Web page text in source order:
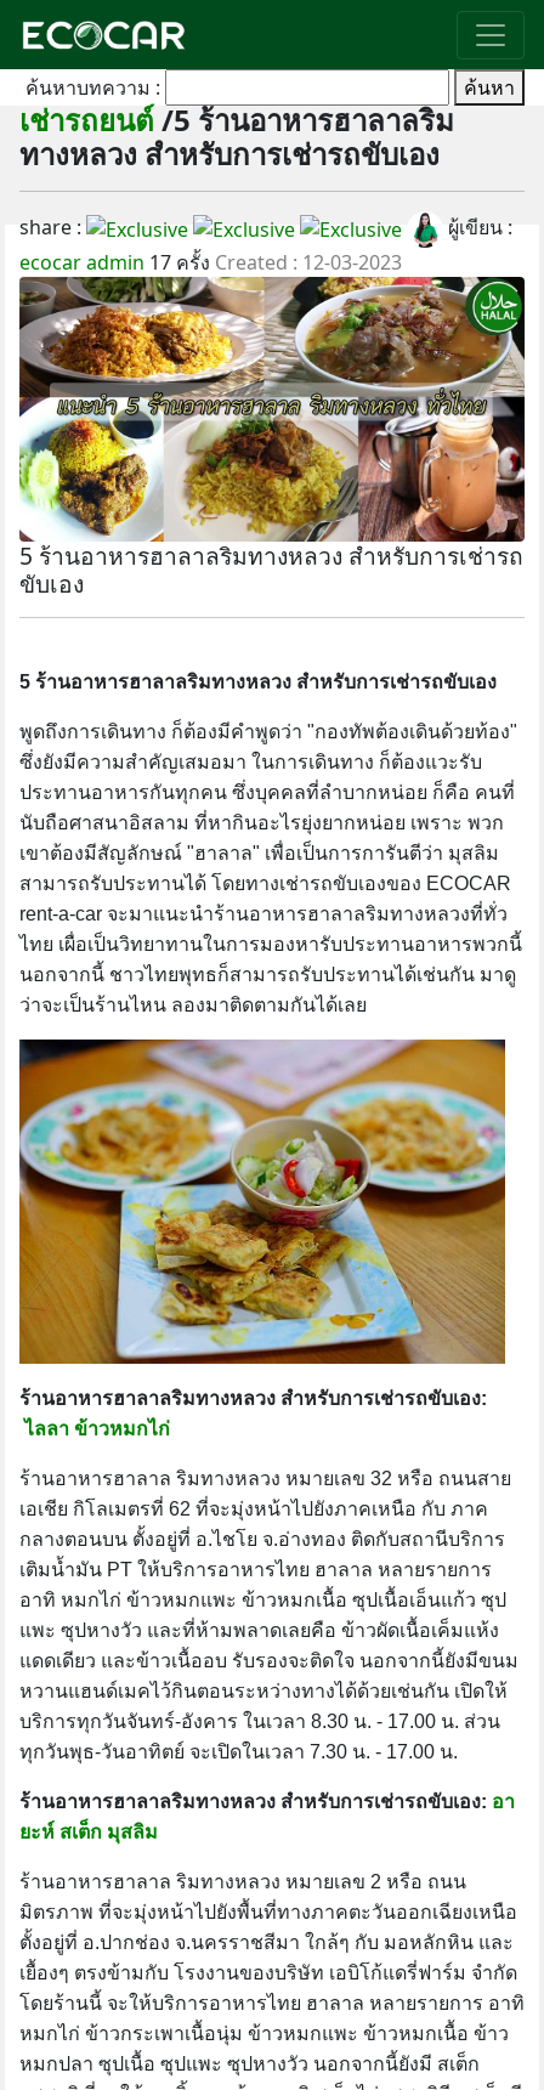
ค้นหาบทความ : ค้นหา
เช่ารถยนต์/5 ร้านอาหารฮาลาลริม
ทางหลวง สำหรับการเช่ารถขับเอง
share :
ผู้เขียน :
ecocar admin 17 ครั้ง Created : 12-03-2023
5 ร้านอาหารฮาลาลริมทางหลวง สำหรับการเช่ารถ
ขับเอง
5 ร้านอาหารฮาลาลริมทางหลวง สำหรับการเช่ารถขับเอง
พูดถึงการเดินทาง ก็ต้องมีคำพูดว่า "กองทัพต้องเดินด้วยท้อง"
ซึ่งยังมีความสำคัญเสมอมา ในการเดินทาง ก็ต้องแวะรับ
ประทานอาหารกันทุกคน ซึ่งบุคคลที่ลำบากหน่อย ก็คือ คนที่
นับถือศาสนาอิสลาม ที่หากินอะไรยุ่งยากหน่อย เพราะ พวก
เขาต้องมีสัญลักษณ์ "ฮาลาล" เพื่อเป็นการการันตีว่า มุสลิม
สามารถรับประทานได้ โดยทางเช่ารถขับเองของ ECOCAR
rent-a-car จะมาแนะนำร้านอาหารฮาลาลริมทางหลวงที่ทั่ว
ไทย เผื่อเป็นวิทยาทานในการมองหารับประทานอาหารพวกนี้
นอกจากนี้ ชาวไทยพุทธก็สามารถรับประทานได้เช่นกัน มาดู
ว่าจะเป็นร้านไหน ลองมาติดตามกันได้เลย
ร้านอาหารฮาลาลริมทางหลวง สำหรับการเช่ารถขับเอง:
ไลลา ข้าวหมกไก่
ร้านอาหารฮาลาล ริมทางหลวง หมายเลข 32 หรือ ถนนสาย
เอเชีย กิโลเมตรที่ 62 ที่จะมุ่งหน้าไปยังภาคเหนือ กับ ภาค
กลางตอนบน ตั้งอยู่ที่ อ.ไชโย จ.อ่างทอง ติดกับสถานีบริการ
เติมน้ำมัน PT ให้บริการอาหารไทย ฮาลาล หลายรายการ
อาทิ หมกไก่ ข้าวหมกแพะ ข้าวหมกเนื้อ ซุปเนื้อเอ็นแก้ว ซุป
แพะ ซุปหางวัว และที่ห้ามพลาดเลยคือ ข้าวผัดเนื้อเค็มแห้ง
แดดเดียว และข้าวเนื้ออบ รับรองจะติดใจ นอกจากนี้ยังมีขนม
หวานแฮนด์เมคไว้กินตอนระหว่างทางได้ด้วยเช่นกัน เปิดให้
บริการทุกวันจันทร์-อังคาร ในเวลา 8.30 น. - 17.00 น. ส่วน
ทุกวันพุธ-วันอาทิตย์ จะเปิดในเวลา 7.30 น. - 17.00 น.
ร้านอาหารฮาลาลริมทางหลวง สำหรับการเช่ารถขับเอง: อา
ยะห์ สเต็ก มุสลิม
ร้านอาหารฮาลาล ริมทางหลวง หมายเลข 2 หรือ ถนน
มิตรภาพ ที่จะมุ่งหน้าไปยังพื้นที่ทางภาคตะวันออกเฉียงเหนือ
ตั้งอยู่ที่ อ.ปากช่อง จ.นครราชสีมา ใกล้ๆ กับ มอหลักหิน และ
เยื้องๆ ตรงข้ามกับ โรงงานของบริษัท เอบิโก้แดรี่ฟาร์ม จำกัด
โดยร้านนี้ จะให้บริการอาหารไทย ฮาลาล หลายรายการ อาทิ
หมกไก่ ข้าวกระเพาเนื้อนุ่ม ข้าวหมกแพะ ข้าวหมกเนื้อ ข้าว
หมกปลา ซุปเนื้อ ซุปแพะ ซุปหางวัว นอกจากนี้ยังมี สเต็ก